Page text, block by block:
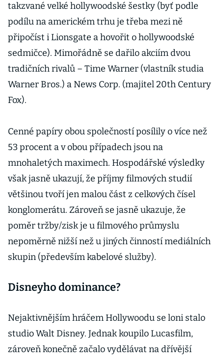
takzvané velké hollywoodské šestky (byť podle
podílu na americkém trhu je třeba mezi ně
připočíst i Lionsgate a hovořit o hollywoodské
sedmičce). Mimořádně se dařilo akciím dvou
tradičních rivalů – Time Warner (vlastník studia
Warner Bros.) a News Corp. (majitel 20th Century
Fox).
Cenné papíry obou společností posílily o více než
53 procent a v obou případech jsou na
mnohaletých maximech. Hospodářské výsledky
však jasně ukazují, že příjmy filmových studií
většinou tvoří jen malou část z celkových čísel
konglomerátu. Zároveň se jasně ukazuje, že
poměr tržby/zisk je u filmového průmyslu
nepoměrně nižší než u jiných činností mediálních
skupin (především kabelové služby).
Disneyho dominance?
Nejaktivnějším hráčem Hollywoodu se loni stalo
studio Walt Disney. Jednak koupilo Lucasfilm,
zároveň konečně začalo vydělávat na dřívější